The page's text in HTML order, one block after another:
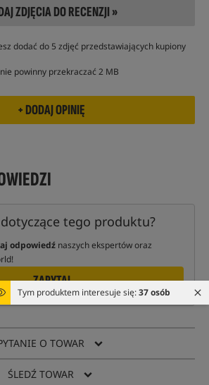
Tym produktem interesuje się:37 osób
ZDJĘCIA DO RECENZJI »
dodać do 5 zdjęć przedstawiających kupiony
powinny przekraczać 2 MB
tego produktu?
odpowiedź naszych ekspertów oraz
ZAPYTAJ
O TOWAR
ŚLEDŹ TOWAR